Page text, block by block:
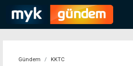
Gündem KKTC